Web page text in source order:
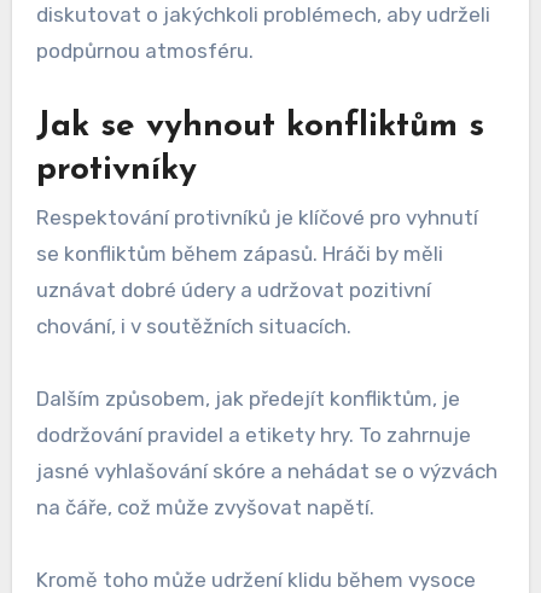
diskutovat o jakýchkoli problémech, aby udrželi
podpůrnou atmosféru.
Jak se vyhnout konfliktům s
protivníky
Respektování protivníků je klíčové pro vyhnutí
se konfliktům během zápasů. Hráči by měli
uznávat dobré údery a udržovat pozitivní
chování, i v soutěžních situacích.
Dalším způsobem, jak předejít konfliktům, je
dodržování pravidel a etikety hry. To zahrnuje
jasné vyhlašování skóre a nehádat se o výzvách
na čáře, což může zvyšovat napětí.
Kromě toho může udržení klidu během vysoce